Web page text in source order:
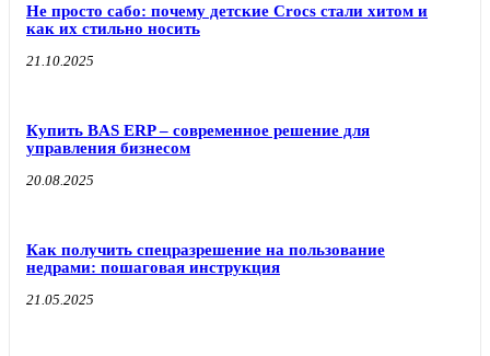
Не просто сабо: почему детские Crocs стали хитом и
как их стильно носить
21.10.2025
Купить BAS ERP – современное решение для
управления бизнесом
20.08.2025
Как получить спецразрешение на пользование
недрами: пошаговая инструкция
21.05.2025